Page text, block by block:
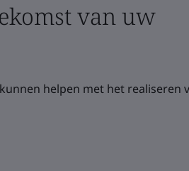
van uw
helpen met het realiseren